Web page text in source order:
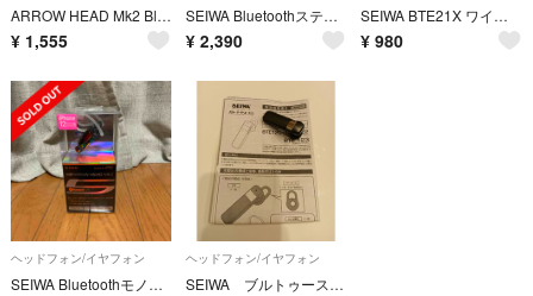
ARROW HEAD Mk2 Bluetooth モノラルイヤホン BTE100
¥ 1,555
SEIWA Bluetoothステレオイヤホン
¥ 2,390
SEIWA BTE21X ワイヤレスイヤフォン
¥ 980
ヘッドフォン/イヤフォン
SEIWA Bluetoothモノラルイヤホン BTE101
ヘッドフォン/イヤフォン
SEIWA ブルトゥースイヤホン